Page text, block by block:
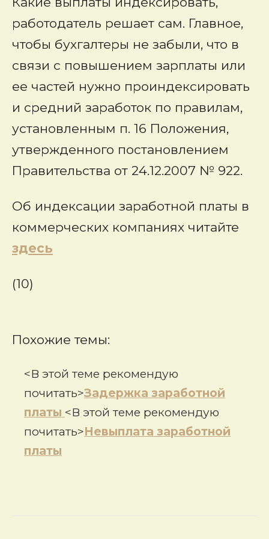
работодатель решает сам. Главное,
чтобы бухгалтеры не забыли, что в
связи с повышением зарплаты или
ее частей нужно проиндексировать
и средний заработок по правилам,
установленным п. 16 Положения,
утвержденного постановлением
Правительства от 24.12.2007 № 922.
Об индексации заработной платы в
коммерческих компаниях читайте
здесь
(10)
Похожие темы:
<В этой теме рекомендую
почитать>Задержка заработной
платы <В этой теме рекомендую
почитать>Невыплата заработной
платы